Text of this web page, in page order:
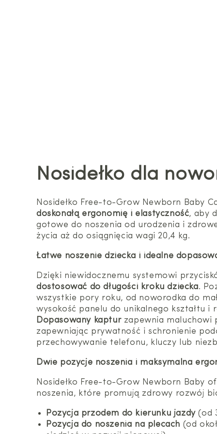
Nosidełko dla
Nosidełko Free-to-Grow Newborn Baby
doskonałą ergonomię i elastyczność, aby
gotowe do noszenia od urodzenia i
życia aż do osiągnięcia wagi 20,4 kg.
Łatwe noszenie dziecka i idealne
Dzięki niewidocznemu systemowi
dostosować do długości kroku dziecka.
wszystkie pory roku, od noworodka do
wysokość panelu do unikalnego kształtu i
Dopasowany kapturzapewnia maluchowi
zapewniając prywatność i schronienie
przechowywanie telefonu, kluczy lub
Dwie pozycje noszenia i maksymalna
Nosidełko Free-to-Grow Newborn Baby
noszenia, które promują zdrowy rozwój
Pozycja przodem do kierunku jazdy(od
Pozycja do noszenia na plecach (od